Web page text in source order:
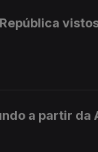
República
a partir da